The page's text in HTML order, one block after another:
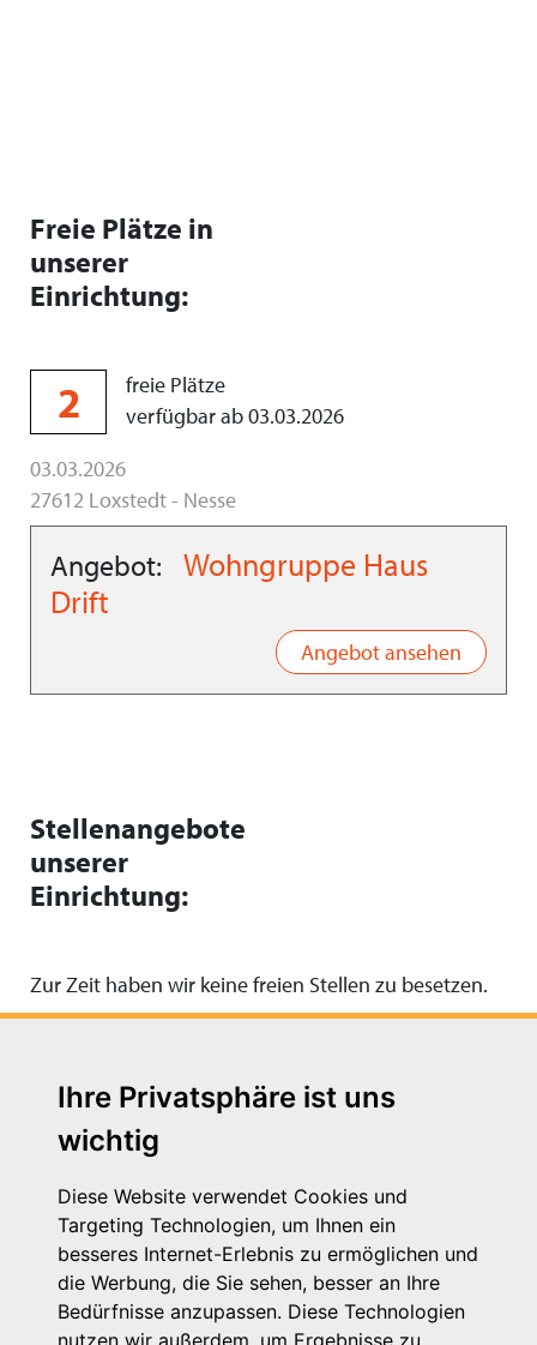
Ihre Privatsphäre ist uns
wichtig
Diese Website verwendet Cookies und
Targeting Technologien, um Ihnen ein
besseres Internet-Erlebnis zu ermöglichen und
die Werbung, die Sie sehen, besser an Ihre
Bedürfnisse anzupassen. Diese Technologien
nutzen wir außerdem, um Ergebnisse zu
Freie Plätze in
unserer
Einrichtung:
2
freie Plätze
verfügbar ab 03.03.2026
03.03.2026
27612 Loxstedt - Nesse
Angebot:
Wohngruppe Haus
Drift
Angebot ansehen
Stellenangebote
unserer
Einrichtung:
Zur Zeit haben wir keine freien Stellen zu besetzen.
Michaelkirchstr. 17/18
10179 Berlin